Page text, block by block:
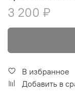
3 200 ₽
В избранное
Добавить в